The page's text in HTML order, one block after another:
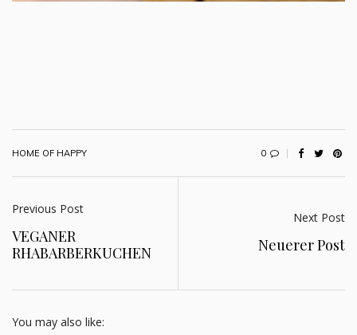
HOME OF HAPPY 0
Previous Post
VEGANER
RHABARBERKUCHEN
Next Post
Neuerer Post
You may also like: